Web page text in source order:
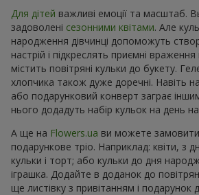
Для дітей важливі емоції та масштаб.
задоволені сезонними квітами. Але
народження дівчинці допоможуть
настрій і підкреслять приємні
містить повітряні кульки до букету.
хлопчика також дуже доречні. Навіть
або подарунковий конверт заграє
нього додадуть набір кульок на день
А ще на Flowers.ua ви можете
подарункове тріо. Наприклад: квіти, з
кульки і торт; або кульки до дня
іграшка. Додайте в доданок до
ще листівку з привітанням і подарунок